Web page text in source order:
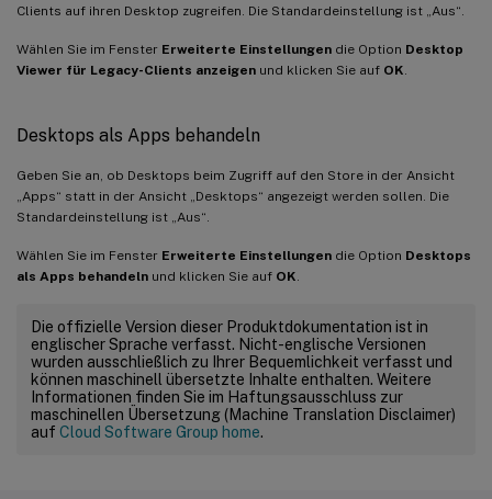
Clients auf ihren Desktop zugreifen. Die Standardeinstellung ist „Aus“.
Wählen Sie im Fenster Erweiterte Einstellungen die Option Desktop
Viewer für Legacy-Clients anzeigen und klicken Sie auf OK.
Desktops als Apps behandeln
Geben Sie an, ob Desktops beim Zugriff auf den Store in der Ansicht
„Apps“ statt in der Ansicht „Desktops“ angezeigt werden sollen. Die
Standardeinstellung ist „Aus“.
Wählen Sie im Fenster Erweiterte Einstellungen die Option Desktops
als Apps behandeln und klicken Sie auf OK.
Die offizielle Version dieser Produktdokumentation ist in
englischer Sprache verfasst. Nicht-englische Versionen
wurden ausschließlich zu Ihrer Bequemlichkeit verfasst und
können maschinell übersetzte Inhalte enthalten. Weitere
Informationen finden Sie im Haftungsausschluss zur
maschinellen Übersetzung (Machine Translation Disclaimer)
auf Cloud Software Group home.